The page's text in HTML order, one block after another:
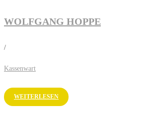
WOLFGANG HOPPE
/
Kassenwart
WEITERLESEN